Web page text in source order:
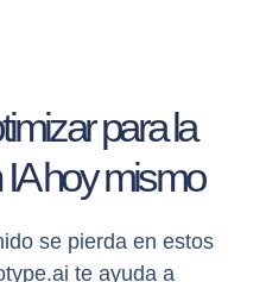
para la
hoy mismo
se pierda en estos
te ayuda a